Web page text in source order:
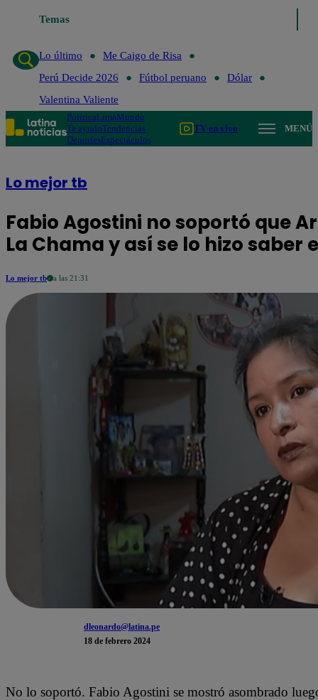
Temas
Lo último Me Caigo de Risa
Lo último
Me Caigo de Risa
Perú Decide 2026
Fútbol peruano
Dólar
Valentina Valiente
PolíticaLimaMundo
Te ayudoTendencias
DeportesEspectáculos
TV en vivo MENÚ
Lo mejor tb
Fabio Agostini no soportó que
La Chama y así se lo hizo saber
Lo mejor tb a las 21:31
dleonardo@latina.pe
18 de febrero 2024
No lo soportó. Fabio Agostini se mostró asombrado